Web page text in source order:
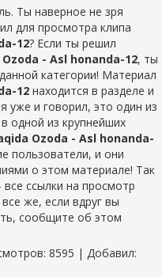
Ты наверное не зря
для просмотра клипа
12? Если ты решил
- Asl honanda-12, ты
категории! Материал
12 находится в разделе и
уже и говорил, это один из
одной из крупнейших
Ozoda - Asl honanda-
пользователи, и они
о этом материале! Так
ссылки на просмотр
же, если вдруг вы
сообщите об этом
: 8595 | Добавил: